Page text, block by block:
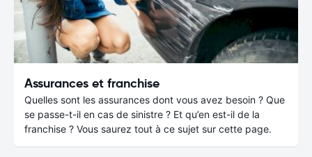
Assurances et franchise
Quelles sont les assurances dont vous avez besoin ? Que
se passe-t-il en cas de sinistre ? Et qu’en est-il de la
franchise ? Vous saurez tout à ce sujet sur cette page.